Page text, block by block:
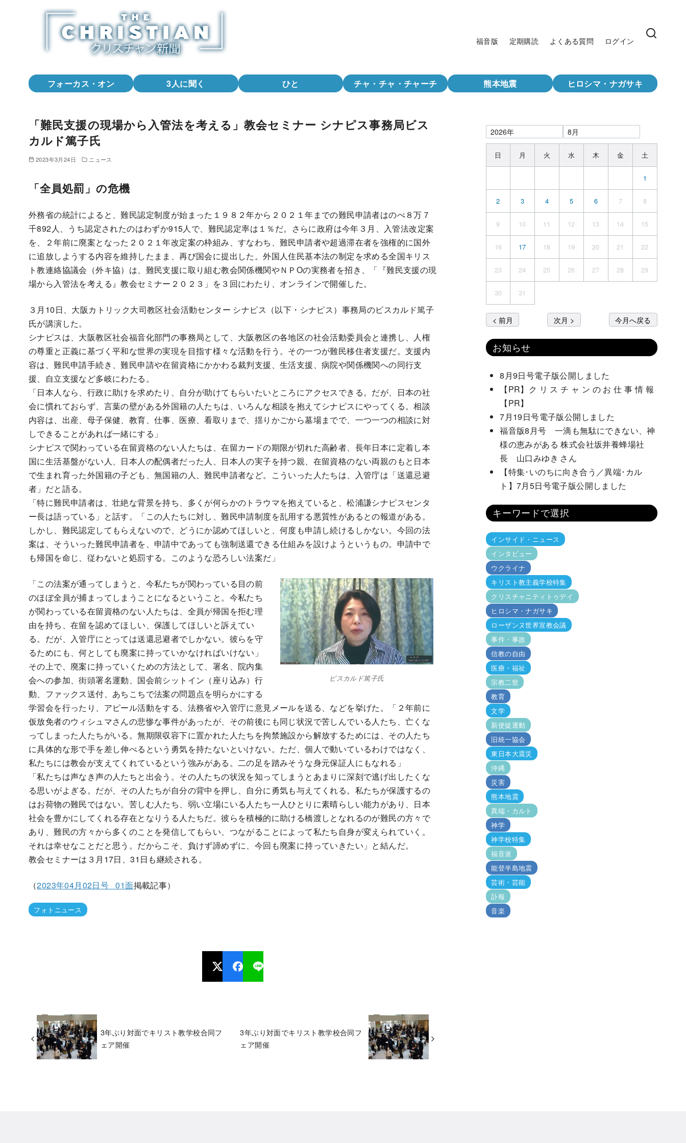
福音版 定期購読 よくある質問 ログイン
フォーカス・オン 3人に聞く ひと チャ・チャ・チャーチ 熊本地震 ヒロシマ・ナガサキ
「難民支援の現場から入管法を考える」教会セミナー シナピス事務局ビス
カルド篤子氏
2023年3月24日 ニュース
「全員処罰」の危機
外務省の統計によると、難民認定制度が始まった１９８２年から２０２１年までの難民申請者はのべ８万７
千892人、うち認定されたのはわずか915人で、難民認定率は１％だ。さらに政府は今年３月、入管法改定案
を、２年前に廃案となった２０２１年改定案の枠組み、すなわち、難民申請者や超過滞在者を強権的に国外
に追放しようする内容を維持したまま、再び国会に提出した。外国人住民基本法の制定を求める全国キリス
ト教連絡協議会（外キ協）は、難民支援に取り組む教会関係機関やＮＰОの実務者を招き、「『難民支援の現
場から入管法を考える』教会セミナー２０２３」を３回にわたり、オンラインで開催した。
３月10日、大阪カトリック大司教区社会活動センター シナピス（以下・シナピス）事務局のビスカルド篤子
氏が講演した。
シナピスは、大阪教区社会福音化部門の事務局として、大阪教区の各地区の社会活動委員会と連携し、人権
の尊重と正義に基づく平和な世界の実現を目指す様々な活動を行う。その一つが難民移住者支援だ。支援内
容は、難民申請手続き、難民申請や在留資格にかかわる裁判支援、生活支援、病院や関係機関への同行支
援、自立支援など多岐にわたる。
「日本人なら、行政に助けを求めたり、自分が助けてもらいたいところにアクセスできる。だが、日本の社
会に慣れておらず、言葉の壁がある外国籍の人たちは、いろんな相談を抱えてシナピスにやってくる。相談
内容は、出産、母子保健、教育、仕事、医療、看取りまで、揺りかごから墓場までで、一つ一つの相談に対
しできることがあれば一緒にする」
シナピスで関わっている在留資格のない人たちは、在留カードの期限が切れた高齢者、長年日本に定着し本
国に生活基盤がない人、日本人の配偶者だった人、日本人の実子を持つ親、在留資格のない両親のもと日本
で生まれ育った外国籍の子ども、無国籍の人、難民申請者など。こういった人たちは、入管庁は「送還忌避
者」だと語る。
「特に難民申請者は、壮絶な背景を持ち、多くが何らかのトラウマを抱えていると、松浦謙シナピスセンタ
ー長は語っている」と話す。「この人たちに対し、難民申請制度を乱用する悪質性があるとの報道がある。
しかし、難民認定してもらえないので、どうにか認めてほしいと、何度も申請し続けるしかない。今回の法
案は、そういった難民申請者を、申請中であっても強制送還できる仕組みを設けようというもの。申請中で
も帰国を命じ、従わないと処罰する。このような恐ろしい法案だ」
ビスカルド篤子氏
「この法案が通ってしまうと、今私たちが関わっている目の前
のほぼ全員が捕まってしまうことになるということ。今私たち
が関わっている在留資格のない人たちは、全員が帰国を拒む理
由を持ち、在留を認めてほしい、保護してほしいと訴えてい
る。だが、入管庁にとっては送還忌避者でしかない。彼らを守
るためにも、何としても廃案に持っていかなければいけない」
その上で、廃案に持っていくための方法として、署名、院内集
会への参加、街頭署名運動、国会前シットイン（座り込み）行
動、ファックス送付、あちこちで法案の問題点を明らかにする
学習会を行ったり、アピール活動をする、法務省や入管庁に意見メールを送る、などを挙げた。「２年前に
仮放免者のウィシュマさんの悲惨な事件があったが、その前後にも同じ状況で苦しんでいる人たち、亡くな
ってしまった人たちがいる。無期限収容下に置かれた人たちを拘禁施設から解放するためには、その人たち
に具体的な形で手を差し伸べるという勇気を持たないといけない。ただ、個人で動いているわけではなく、
私たちには教会が支えてくれているという強みがある。二の足を踏みそうな身元保証人にもなれる」
「私たちは声なき声の人たちと出会う。その人たちの状況を知ってしまうとあまりに深刻で逃げ出したくな
る思いがよぎる。だが、その人たちが自分の背中を押し、自分に勇気も与えてくれる。私たちが保護するの
はお荷物の難民ではない。苦しむ人たち、弱い立場にいる人たち一人ひとりに素晴らしい能力があり、日本
社会を豊かにしてくれる存在となりうる人たちだ。彼らを積極的に助ける橋渡しとなれるのが難民の方々で
あり、難民の方々から多くのことを発信してもらい、つながることによって私たち自身が変えられていく。
それは幸せなことだと思う。だからこそ、負けず諦めずに、今回も廃案に持っていきたい」と結んだ。
教会セミナーは３月17日、31日も継続される。
（2023年04月02日号 01面掲載記事）
フォトニュース
3年ぶり対面でキリスト教学校合同フ
ェア開催
3年ぶり対面でキリスト教学校合同フ
ェア開催
日 月 火 水 木 金 土
1
2 3 4 5 6 7 8
9 10 11 12 13 14 15
16 17 18 19 20 21 22
23 24 25 26 27 28 29
30 31
< 前月 次月 > 今月へ戻る
お知らせ
8月9日号電子版公開しました
【PR】ク リ ス チ ャ ン の お 仕 事 情 報
【PR】
7月19日号電子版公開しました
福音版8月号 一滴も無駄にできない、神
様の恵みがある 株式会社坂井養蜂場社
長 山口みゆき さん
【特集･いのちに向き合う／異端･カル
ト】7月5日号電子版公開しました
キーワードで選択
インサイド・ニュース
インタビュー
ウクライナ
キリスト教主義学校特集
クリスチャニティトゥデイ
ヒロシマ・ナガサキ
ローザンヌ世界宣教会議
事件・事故
信教の自由
医療・福祉
宗教二世
教育
文学
新使徒運動
旧統一協会
東日本大震災
沖縄
災害
熊本地震
異端・カルト
神学
神学校特集
福音派
能登半島地震
芸術・芸能
訃報
音楽